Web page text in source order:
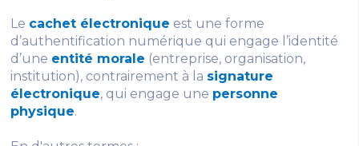
Le cachet électronique est une forme
d’authentification numérique qui engage l’identité
d’une entité morale (entreprise, organisation,
institution), contrairement à la signature
électronique, qui engage une personne
physique.